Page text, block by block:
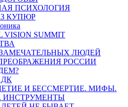
ПСИХОЛОГИЯ
КУПЮР
VISION SUMMIT
ЛЮДЕЙ
РОССИИ
И БЕССМЕРТИЕ. МИФЫ.
ИНСТРУМЕНТЫ